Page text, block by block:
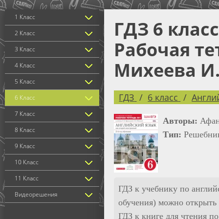
1 Класс
2 Класс
3 Класс
4 Класс
5 Класс
6 Класс
7 Класс
8 Класс
9 Класс
10 Класс
11 Класс
Видеорешения
ГДЗ 6
Рабочая
Михеева
ГДЗ 6 класс
Авторы:
Тип:
ГДЗ к учебнику по
обучения) можно открыть
ГДЗ к книге для чтения